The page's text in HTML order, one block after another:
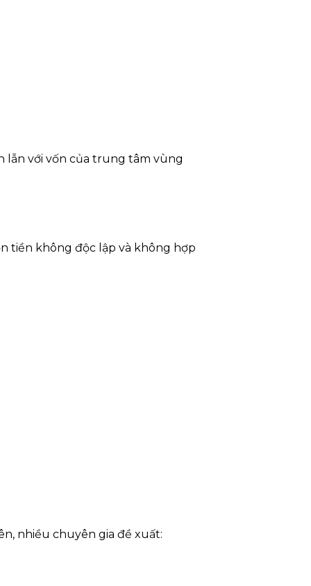
lẫn với vốn của trung tâm vùng
tiền không độc lập và không hợp
nhiều chuyên gia đề xuất: